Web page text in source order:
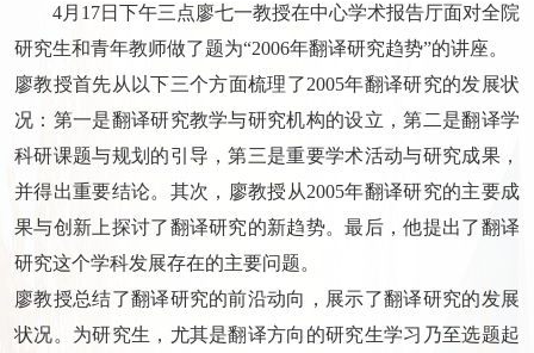
4月17日下午三点廖七一教授在中心学术报告厅面对全院
研究生和青年教师做了题为“2006年翻译研究趋势”的讲座。
廖教授首先从以下三个方面梳理了2005年翻译研究的发展状
况：第一是翻译研究教学与研究机构的设立，第二是翻译学
科研课题与规划的引导，第三是重要学术活动与研究成果，
并得出重要结论。其次，廖教授从2005年翻译研究的主要成
果与创新上探讨了翻译研究的新趋势。最后，他提出了翻译
研究这个学科发展存在的主要问题。
廖教授总结了翻译研究的前沿动向，展示了翻译研究的发展
状况。为研究生，尤其是翻译方向的研究生学习乃至选题起